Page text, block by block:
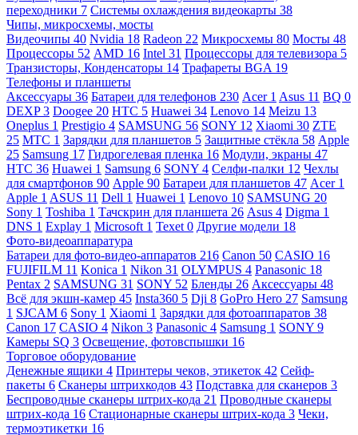
переходники 7 Системы охлаждения видеокарты 38
Чипы, микросхемы, мосты
Видеочипы 40 Nvidia 18 Radeon 22 Микросхемы 80 Мосты 48
Процессоры 52 AMD 16 Intel 31 Процессоры для телевизора 5
Транзисторы, Конденсаторы 14 Трафареты BGA 19
Телефоны и планшеты
Аксессуары 36 Батареи для телефонов 230 Acer 1 Asus 11 BQ 0
DEXP3 Doogee 20 HTC 5 Huawei 34 Lenovo 14 Meizu 13
Oneplus 1 Prestigio 4 SAMSUNG 56 SONY 12 Xiaomi 30 ZTE
25 МТС 1 Зарядки для планшетов 5 Защитные стёкла 58 Apple
25 Samsung 17 Гидрогелевая пленка 16 Модули, экраны 47
HTC 36 Huawei 1 Samsung 6 SONY 4 Селфи-палки 12 Чехлы
для смартфонов 90 Apple 90 Батареи для планшетов 47 Acer 1
Apple 1 ASUS 11 Dell 1 Huawei 1 Lenovo 10 SAMSUNG 20
Sony 1 Toshiba 1 Тачскрин для планшета 26 Asus 4 Digma 1
DNS 1 Explay 1 Microsoft 1 Texet 0 Другие модели 18
Фото-видеоаппаратура
Батареи для фото-видео-аппаратов 216 Canon 50 CASIO 16
FUJIFILM 11 Konica 1 Nikon 31 OLYMPUS 4 Panasonic 18
Pentax 2 SAMSUNG 31 SONY 52 Бленды 26 Аксессуары 48
Всё для экшн-камер 45 Insta360 5 Dji 8 GoPro Hero 27 Samsung
1 SJCAM 6 Sony 1 Xiaomi 1 Зарядки для фотоаппаратов 38
Canon 17 CASIO 4 Nikon 3 Panasonic 4 Samsung 1 SONY 9
Камеры SQ 3 Освещение, фотовспышки 16
Торговое оборудование
Денежные ящики 4 Принтеры чеков, этикеток 42 Сейф-
пакеты 6 Сканеры штрихкодов 43 Подставка для сканеров 3
Беспроводные сканеры штрих-кода 21 Проводные сканеры
штрих-кода 16 Стационарные сканеры штрих-кода 3 Чеки,
термоэтикетки 16